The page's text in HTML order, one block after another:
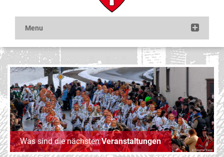
Was sind die nächstenVeranstaltungen